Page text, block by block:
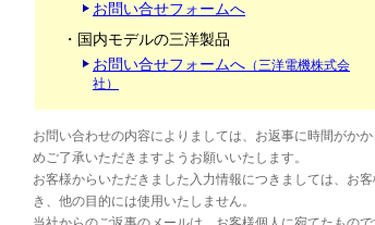
お問い合せフォームへ
・ 国内モデルの三洋製品
お問い合せフォームへ （三洋電機株式会
社）
お問い合わせの内容によりましては、お返事に時間がか
めご了承いただきますようお願いいたします。
お客様からいただきました入力情報につきましては、お
き、他の目的には使用いたしません。